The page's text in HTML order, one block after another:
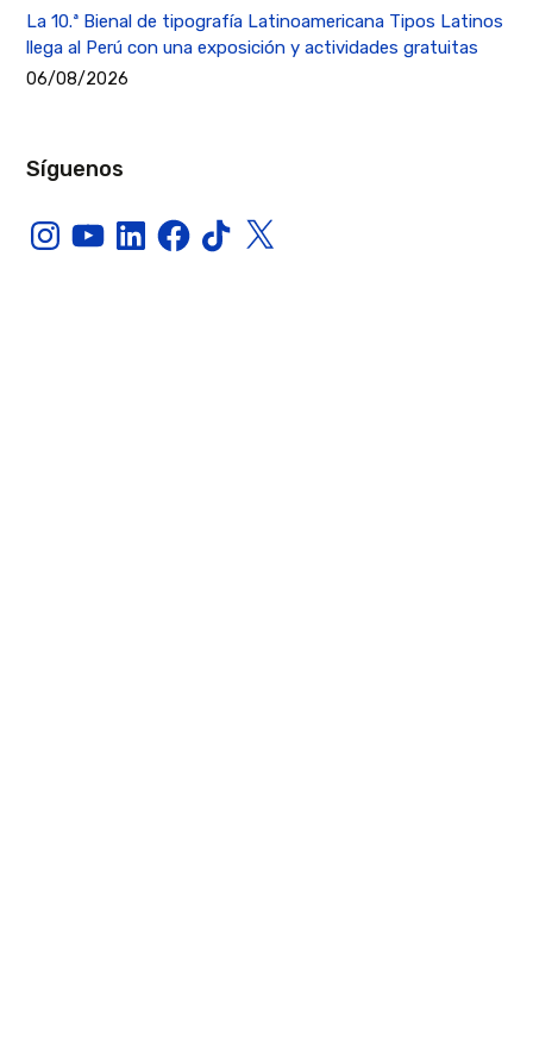
La 10.ª Bienal de tipografía Latinoamericana Tipos Latinos
llega al Perú con una exposición y actividades gratuitas
06/08/2026
Síguenos
InstagramYouTubeLinkedInFacebook
TikTokX